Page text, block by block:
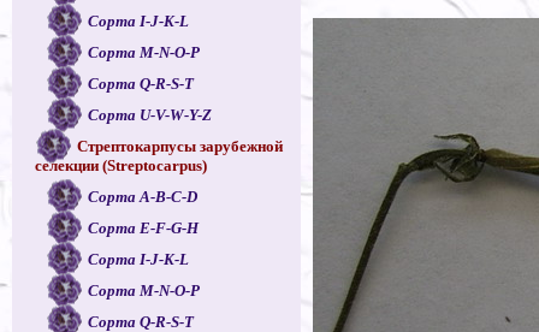
Сорта I-J-K-L
Сорта M-N-O-P
Сорта Q-R-S-T
Сорта U-V-W-Y-Z
Стрептокарпусы зарубежной
селекции (Streptocarpus)
Сорта A-B-C-D
Сорта E-F-G-H
Сорта I-J-K-L
Сорта M-N-O-P
Сорта Q-R-S-T